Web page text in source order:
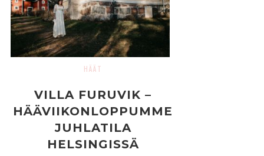
HÄÄT
VILLA FURUVIK –
HÄÄVIIKONLOPPUMME
JUHLATILA
HELSINGISSÄ